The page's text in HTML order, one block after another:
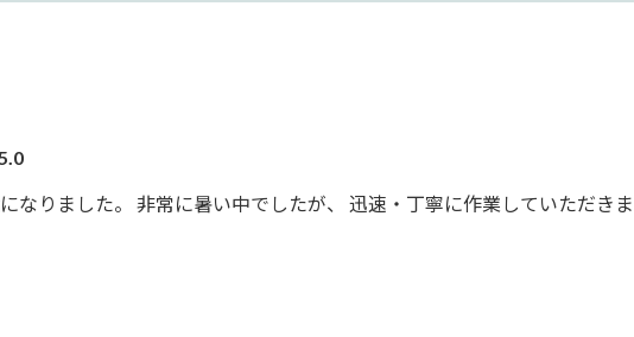
なりました。 非常に暑い中でしたが、 迅速・丁寧に作業していただき